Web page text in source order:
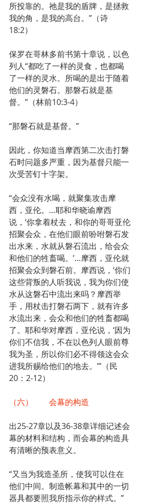
所投靠的。祂是我的盾牌，是拯救
我的角，是我的高台。”（诗
18:2）
保罗在哥林多前书第十章说，以色
列人“都吃了一样的灵食，也都喝
了一样的灵水。所喝的是出于随着
他们的灵磐石。那磐石就是基
督。”（林前10:3-4）
“那磐石就是基督。”
因此，你知道当摩西第二次击打磐
石时问题多严重，因为基督只能一
次受苦钉十字架。
“会众没有水喝，就聚集攻击摩
西，亚伦。…耶和华晓谕摩西
说，‘你拿着杖去，和你的哥哥亚伦
招聚会众，在他们眼前吩咐磐石发
出水来，水就从磐石流出，给会众
和他们的牲畜喝。’…摩西，亚伦就
招聚会众到磐石前。摩西说，‘你们
这些背叛的人听我说，我为你们使
水从这磐石中流出来吗？摩西举
手，用杖击打磐石两下，就有许多
水流出来，会众和他们的牲畜都喝
了。耶和华对摩西，亚伦说，‘因为
你们不信我，不在以色列人眼前尊
我为圣，所以你们必不得领这会众
进我所赐给他们的地去。’”（民
20：2-12）
（六）	会幕的构造
出25-27章以及36-38章详细记述会
幕的材料和结构，而会幕的构造具
有清晰的预表意义。
“又当为我造圣所，使我可以住在
他们中间。制造帐幕和其中的一切
器具都要照我所指示你的样式。”